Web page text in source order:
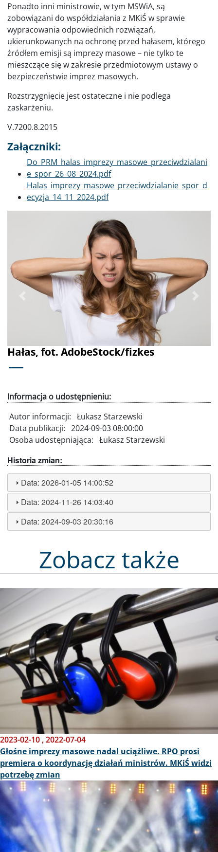
Ponadto inni ministrowie, w tym MSWiA, są
zobowiązani do współdziałania z MKiŚ w sprawie
wypracowania odpowiednich rozwiązań,
ukierunkowanych na ochronę przed hałasem, którego
źródłem emisji są imprezy masowe – nie tylko te
mieszczące się w zakresie przedmiotowym ustawy o
bezpieczeństwie imprez masowych.
Rozstrzygnięcie jest ostateczne i nie podlega
zaskarżeniu.
V.7200.8.2015
Załączniki:
Dokument
Do_PRM_halas_imprezy_masowe_przeciwdzialani
e_spor_26_08_2024.pdf
Dokument
Halas_imprezy_masowe_przeciwdzialanie_spor_d
ecyzja_14_11_2024.pdf
Hałas, fot. AdobeStock/fizkes
Poprzednie
Informacja o udostępnieniu:
Autor informacji: Łukasz Starzewski
Data publikacji: 2024-09-03 08:00:00
Osoba udostępniająca: Łukasz Starzewski
Historia zmian:
Data:2026-01-05 14:00:52
Data:2024-11-26 14:03:40
Data:2024-09-03 20:30:16
Zobacz także
2023-02-10 ,2022-07-04
Głośne imprezy masowe nadal uciążliwe. RPO prosi
premiera o koordynację działań ministrów. MKiŚ widzi
potrzebę zmian
Obraz